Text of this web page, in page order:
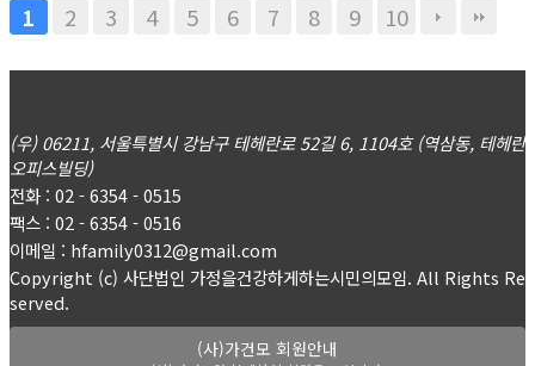
1 2 3 4 5 6 7 8 9 10
(우) 06211, 서울특별시 강남구 테헤란로 52길 6, 1104호 (역삼동, 테헤란
오피스빌딩)
전화 : 02 - 6354 - 0515
팩스 : 02 - 6354 - 0516
이메일 : hfamily0312@gmail.com
Copyright (c) 사단법인 가정을건강하게하는시민의모임. All Rights Re
served.
(사)가건모 회원안내